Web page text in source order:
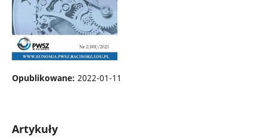
Opublikowane: 2022-01-11
Artykuły